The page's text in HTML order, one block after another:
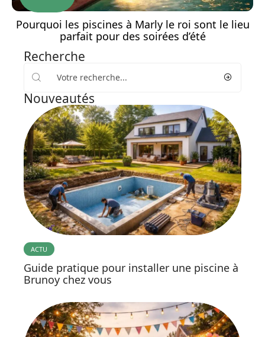
Pourquoi les piscines à Marly le roi sont le lieu
parfait pour des soirées d’été
Recherche
Nouveautés
ACTU
Guide pratique pour installer une piscine à
Brunoy chez vous